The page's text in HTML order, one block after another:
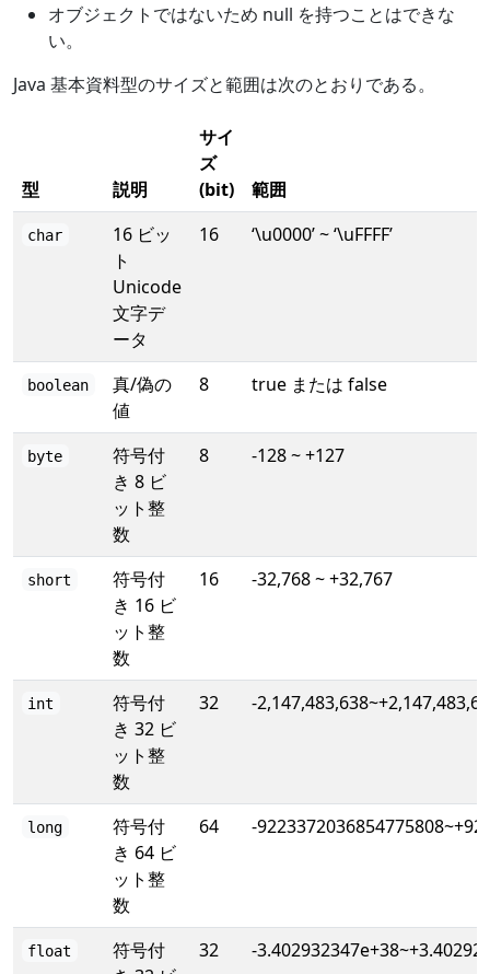
オブジェクトではないため null を持つことはできな
い。
Java 基本資料型のサイズと範囲は次のとおりである。
型 説明
サイ
ズ
(bit)
範囲
char
16 ビッ
ト
Unicode
文字デ
ータ
16 ‘\u0000’ ~ ‘\uFFFF’
boolean
真/偽の
値
8 true または false
byte
符号付
き 8 ビ
ット整
数
8 -128 ~ +127
short
符号付
き 16 ビ
ット整
数
16 -32,768 ~ +32,767
int
符号付
き 32 ビ
ット整
数
32 -
long
符号付
き 64 ビ
ット整
数
64 -
float
符号付
32 -